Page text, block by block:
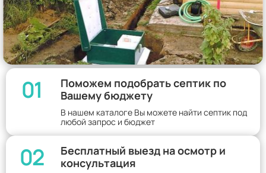
01
Поможем подобрать септик по
Вашему бюджету
В нашем каталоге Вы можете найти септик под
любой запрос и бюджет
02
Бесплатный выезд на осмотр и
консультация